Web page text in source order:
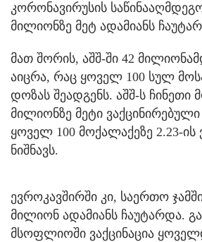
კორონავირუსის საწინააღმდეგო
მილიონზე მეტ ადამიანს
მათ შორის, აშშ-ში 42
აიცრა, რაც ყოველ 100 სულ
დოზას შეადგენს. აშშ-ს ჩინეთი
მილიონზე მეტი
ყოველ 100 მოქალაქეზე 2.23-ის
ნიშნავს.
ევროკავშირში კი, საერთო
მილიონ ადამიანს ჩაუტარდა.
მსოფლიოში ვაქცინაცია